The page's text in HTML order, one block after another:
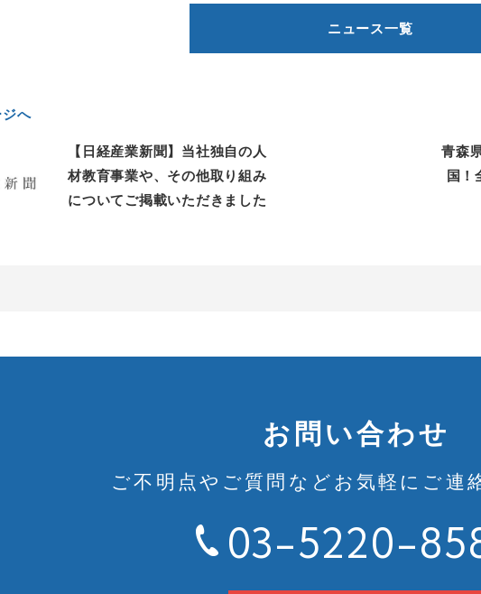
ニュース一覧
へ
【日経産業新聞】当社独自の人
材教育事業や、その他取り組み
についてご掲載いただきました
青森
国！
お問い合わせ
ご不明点やご質問など お気軽にご連
03-5220-